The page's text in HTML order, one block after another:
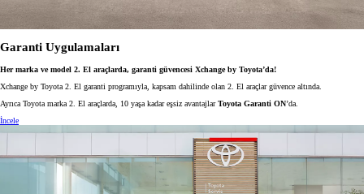
Garanti Uygulamaları
Her marka ve model 2. El araçlarda, garanti güvencesi Xchange by Toyota’da!
Xchange by Toyota 2. El garanti programıyla, kapsam dahilinde olan 2. El araçlar güvence altında.
Ayrıca Toyota marka 2. El araçlarda, 10 yaşa kadar eşsiz avantajlarToyota Garanti ON’da.
İncele